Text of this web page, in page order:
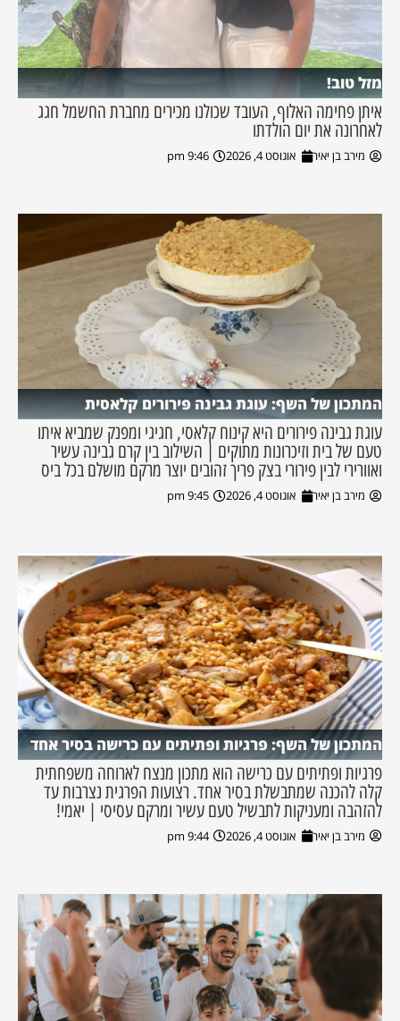
מזל טוב!
איתן פחימה האלוף, העובד שכולנו מכירים מחברת החשמל חגג
לאחרונה את יום הולדתו
מירב בן יאיר אוגוסט 4, 2026 9:46 pm
המתכון של השף: עוגת גבינה פירורים קלאסית
עוגת גבינה פירורים היא קינוח קלאסי, חגיגי ומפנק שמביא איתו
טעם של בית וזיכרונות מתוקים | השילוב בין קרם גבינה עשיר
ואוורירי לבין פירורי בצק פריך זהובים יוצר מרקם מושלם בכל ביס
מירב בן יאיר אוגוסט 4, 2026 9:45 pm
המתכון של השף: פרגיות ופתיתים עם כרישה בסיר אחד
פרגיות ופתיתים עם כרישה הוא מתכון מנצח לארוחה משפחתית
קלה להכנה שמתבשלת בסיר אחד. רצועות הפרגית נצרבות עד
להזהבה ומעניקות לתבשיל טעם עשיר ומרקם עסיסי | יאמי!
מירב בן יאיר אוגוסט 4, 2026 9:44 pm